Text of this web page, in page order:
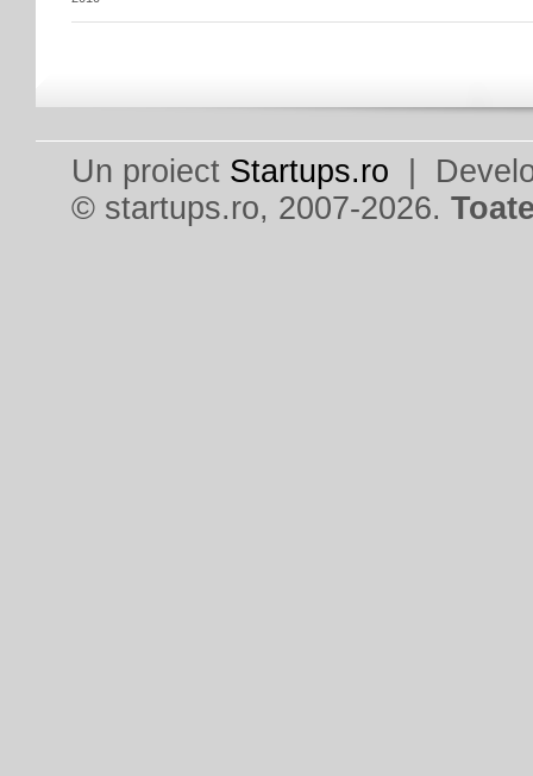
Un proiect Startups.ro |
© startups.ro, 2007-2026.